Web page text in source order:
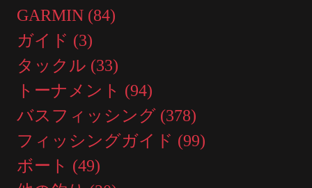
GARMIN (84)
ガイド (3)
タックル (33)
トーナメント (94)
バスフィッシング (378)
フィッシングガイド (99)
ボート (49)